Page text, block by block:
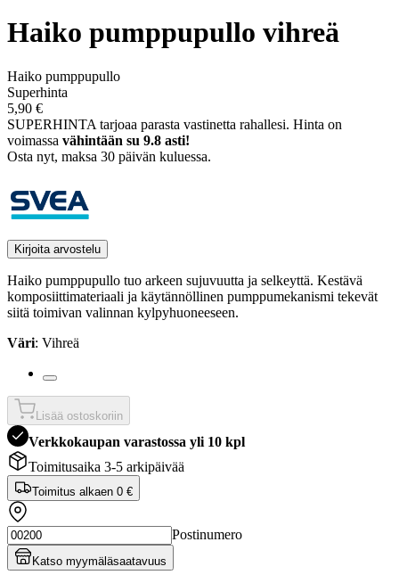
Haiko pumppupullo vihreä
Haiko pumppupullo
Superhinta
5,90 €
SUPERHINTA tarjoaa parasta vastinetta rahallesi. Hinta on
voimassa vähintään su 9.8 asti!
Osta nyt, ­maksa 30 päivän kuluessa.
Kirjoita arvostelu
Haiko pumppupullo tuo arkeen sujuvuutta ja selkeyttä. Kestävä
komposiittimateriaali ja käytännöllinen pumppumekanismi tekevät
siitä toimivan valinnan kylpyhuoneeseen.
Väri: Vihreä
Lisää ostoskoriin
Verkkokaupan varastossa yli 10 kpl
Toimitusaika 3-5 arkipäivää
Toimitus alkaen 0 €
Postinumero
Katso myymäläsaatavuus